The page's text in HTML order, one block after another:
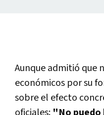
Aunque admitió que
económicos por su
sobre el efecto